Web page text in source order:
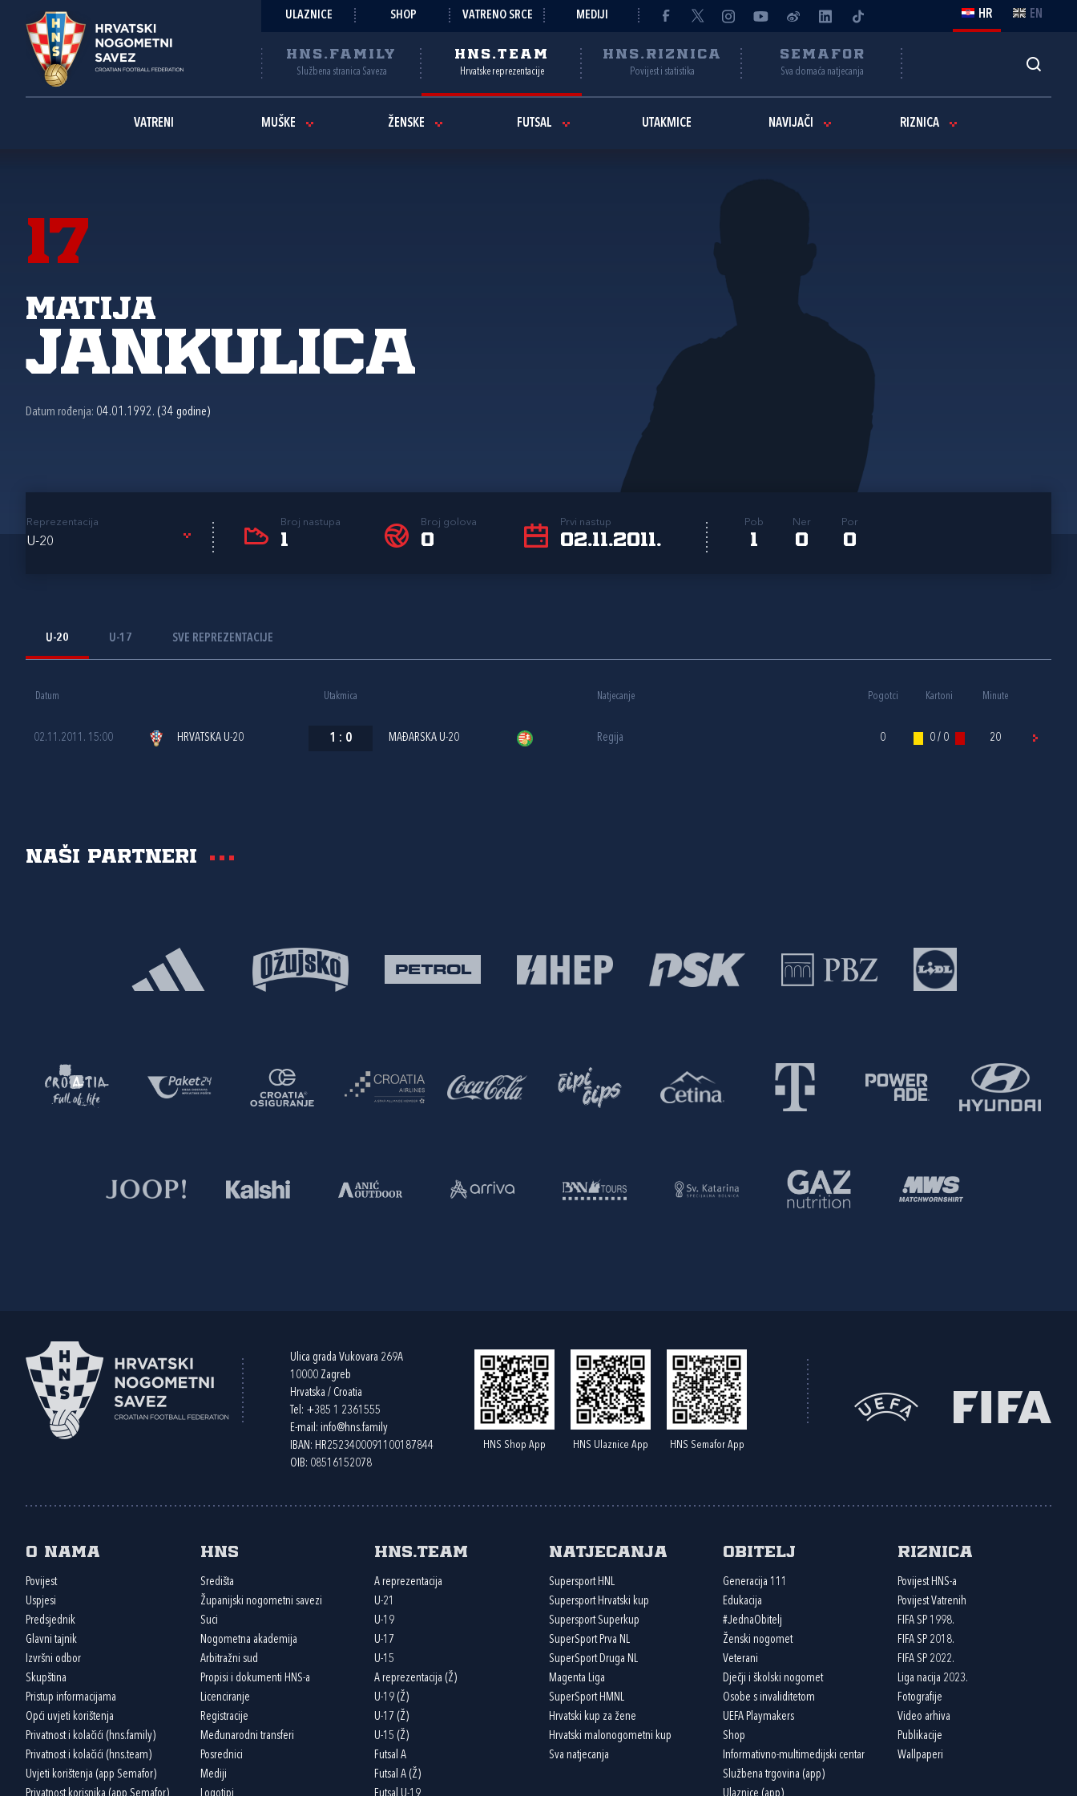
ULAZNICE SHOP VATRENO SRCE MEDIJI HR EN
HNS.FAMILY
Službena stranica Saveza
HNS.TEAM
Hrvatske reprezentacije
HNS.RIZNICA
Povijest i statistika
SEMAFOR
Sva domaća natjecanja
VATRENI MUŠKE ŽENSKE FUTSAL UTAKMICE NAVIJAČI RIZNICA
17
Matija
Jankulica
Datum rođenja: 04.01.1992. (34 godine)
Reprezentacija
U-20
Broj nastupa
1
Broj golova
0
Prvi nastup
02.11.2011.
Pob
1
Ner
0
Por
0
U-20 U-17 SVE REPREZENTACIJE
Datum Utakmica Natjecanje Pogotci Kartoni Minute
02.11.2011. 15:00 HRVATSKA U-20 1 : 0 MAĐARSKA U-20 Regija 0 0 / 0 20
Naši partneri
Ulica grada Vukovara 269A
10000 Zagreb
Hrvatska / Croatia
Tel: +385 1 2361555
E-mail: info@hns.family
IBAN: HR2523400091100187844
OIB: 08516152078
HNS Shop App HNS Ulaznice App HNS Semafor App
O nama
Povijest
Uspjesi
Predsjednik
Glavni tajnik
Izvršni odbor
Skupština
Pristup informacijama
Opći uvjeti korištenja
Privatnost i kolačići (hns.family)
Privatnost i kolačići (hns.team)
Uvjeti korištenja (app Semafor)
HNS
Središta
Županijski nogometni savezi
Suci
Nogometna akademija
Arbitražni sud
Propisi i dokumenti HNS-a
Licenciranje
Registracije
Međunarodni transferi
Posrednici
Mediji
HNS.team
A reprezentacija
U-21
U-19
U-17
U-15
A reprezentacija (Ž)
U-19 (Ž)
U-17 (Ž)
U-15 (Ž)
Futsal A
Futsal A (Ž)
Natjecanja
Supersport HNL
Supersport Hrvatski kup
Supersport Superkup
SuperSport Prva NL
SuperSport Druga NL
Magenta Liga
SuperSport HMNL
Hrvatski kup za žene
Hrvatski malonogometni kup
Sva natjecanja
Obitelj
Generacija 111
Edukacija
#JednaObitelj
Ženski nogomet
Veterani
Dječji i školski nogomet
Osobe s invaliditetom
UEFA Playmakers
Shop
Informativno-multimedijski centar
Službena trgovina (app)
Riznica
Povijest HNS-a
Povijest Vatrenih
FIFA SP 1998.
FIFA SP 2018.
FIFA SP 2022.
Liga nacija 2023.
Fotografije
Video arhiva
Publikacije
Wallpaperi